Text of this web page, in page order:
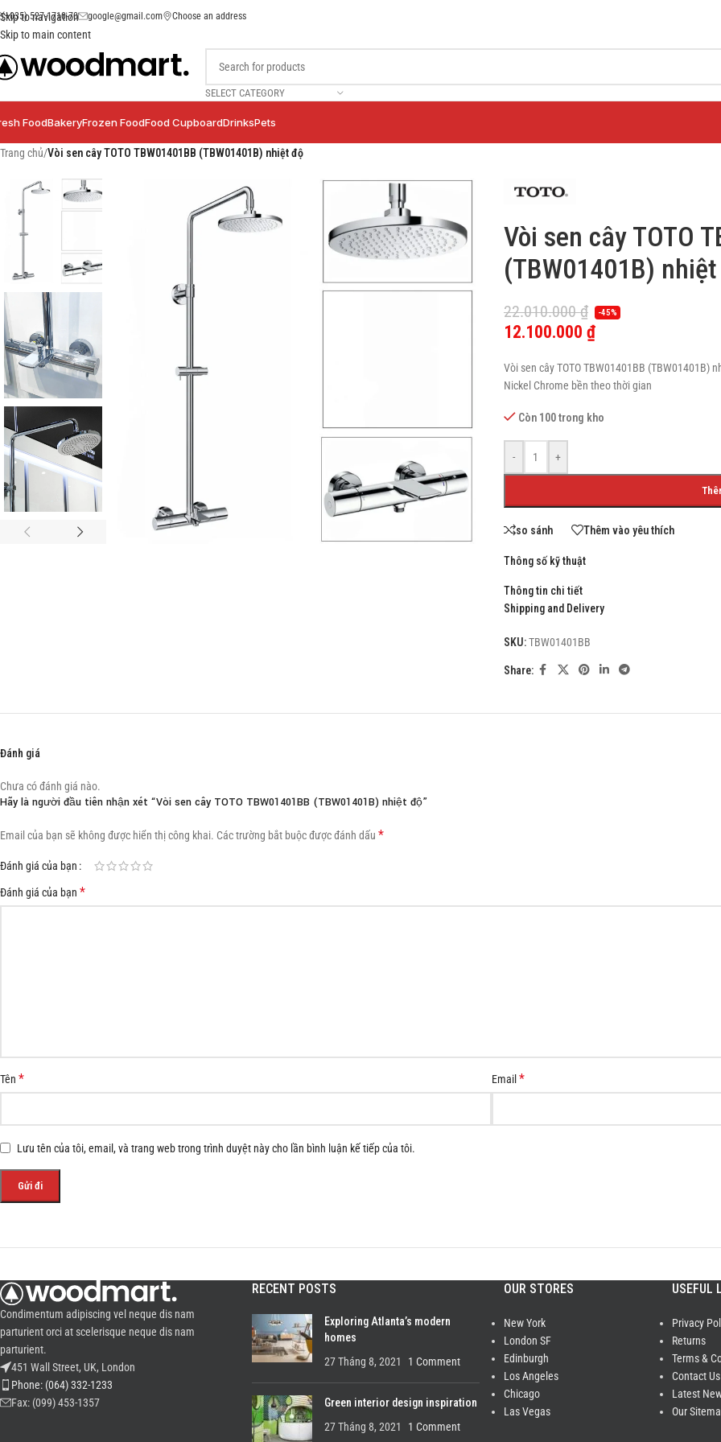
Skip to navigation
Skip to main content
(+035) 527-1710-70 google@gmail.com Choose an address
SELECT CATEGORY
FoodBakeryFrozen FoodFood CupboardDrinksPets
SHOP LAYOUTS
Filters area
Hidden sidebar
HOT
No page heading
Products list view
With background
Category description
Trang chủ/Vòi sen cây TOTO TBW01401BB (TBW01401B) nhiệt độ
Vòi sen cây TOTO
(TBW01401B)
22.010.000₫ -45%
12.100.000 ₫
Vòi sen cây TOTO TBW01401BB
Nickel Chrome bền theo thời gian
Còn 100 trong kho
- +
so sánh Thêm vào yêu thích
Thông số kỹ thuật
Thông tin chi tiết
Shipping and Delivery
SKU:TBW01401BB
Share:
Đánh giá
Chưa có đánh giá nào.
Hãy là người đầu tiên nhận xét “Vòi sen cây TOTO TBW01401BB (TBW01401B) nhiệt độ”
Email của bạn sẽ không được hiển thị công khai. Các trường bắt buộc được đánh dấu *
Đánh giá của bạn
Đánh giá của bạn *
Tên * Email *
Lưu tên của tôi, email, và trang web trong trình duyệt này cho lần bình luận kế tiếp của tôi.
Condimentum adipiscing vel neque dis nam
parturient orci at scelerisque neque dis nam
parturient.
451 Wall Street, UK, London
Phone: (064) 332-1233
Fax: (099) 453-1357
RECENT POSTS
Exploring Atlanta’s modern
homes
27 Tháng 8, 2021
1 Comment
Green interior design inspiration
27 Tháng 8, 2021
1 Comment
OUR STORES
New York
London SF
Edinburgh
Los Angeles
Chicago
Las Vegas
USEFUL
Privacy
Returns
Terms &
Contact Us
Latest
Our